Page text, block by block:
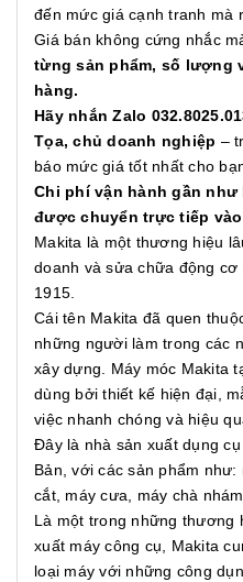
đến mức giá cạnh tranh mà
Giá bán không cứng nhắc
từng sản phẩm, số lượng
hàng.
Hãy nhắn Zalo
Tọa, chủ doanh nghiệp –
báo mức giá tốt nhất cho
Chi phí vận hành gần như
được chuyển trực tiếp
Makita là một thương hiệu
doanh và sửa chữa động
1915.
Cái tên Makita đã quen
những người làm trong các
xây dựng. Máy móc Makita
dùng bởi thiết kế hiện đại,
việc nhanh chóng và hiệu
Đây là nhà sản xuất dụng
Bản, với các sản phẩm
cắt, máy cưa, máy chà
Là một trong những thương
xuất máy công cụ, Makita
loại máy với những công